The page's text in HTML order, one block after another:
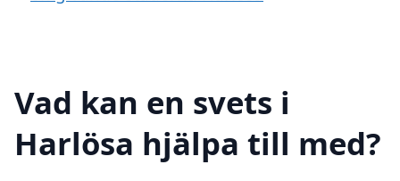
Vad kan en svets i
Harlösa hjälpa till med?